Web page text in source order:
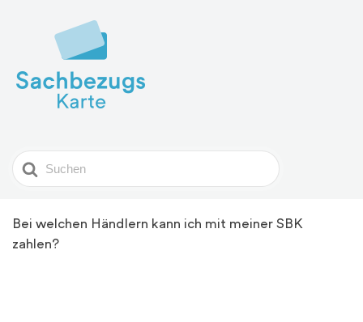
Search
For
Bei welchen Händlern kann ich mit meiner SBK
zahlen?